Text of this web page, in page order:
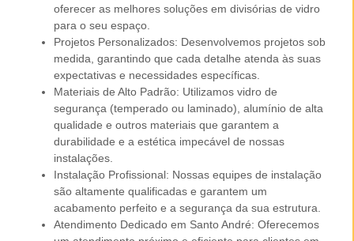
oferecer as melhores soluções em divisórias de vidro
para o seu espaço.
Projetos Personalizados: Desenvolvemos projetos sob
medida, garantindo que cada detalhe atenda às suas
expectativas e necessidades específicas.
Materiais de Alto Padrão: Utilizamos vidro de
segurança (temperado ou laminado), alumínio de alta
qualidade e outros materiais que garantem a
durabilidade e a estética impecável de nossas
instalações.
Instalação Profissional: Nossas equipes de instalação
são altamente qualificadas e garantem um
acabamento perfeito e a segurança da sua estrutura.
Atendimento Dedicado em Santo André: Oferecemos